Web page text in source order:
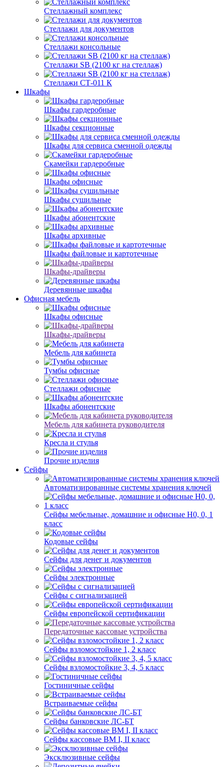
Стеллажный комплекс
Стеллажи для документов
Стеллажи консольные
Стеллажи SB (2100 кг на стеллаж)
Стеллажи СТ-011 К
Шкафы
Шкафы гардеробные
Шкафы секционные
Шкафы для сервиса сменной одежды
Скамейки гардеробные
Шкафы офисные
Шкафы сушильные
Шкафы абонентские
Шкафы архивные
Шкафы файловые и картотечные
Шкафы-драйверы
Деревянные шкафы
Офисная мебель
Шкафы офисные
Шкафы-драйверы
Мебель для кабинета
Тумбы офисные
Стеллажи офисные
Шкафы абонентские
Мебель для кабинета руководителя
Кресла и стулья
Прочие изделия
Сейфы
Автоматизированные системы хранения ключей
Сейфы мебельные, домашние и офисные Н0, 0, 1
класс
Кодовые сейфы
Сейфы для денег и документов
Сейфы электронные
Сейфы с сигнализацией
Сейфы европейской сертификации
Передаточные кассовые устройства
Сейфы взломостойкие 1, 2 класс
Сейфы взломостойкие 3, 4, 5 класс
Гостиничные сейфы
Встраиваемые сейфы
Сейфы банковские ЛС-БТ
Сейфы кассовые ВМ I, II класс
Эксклюзивные сейфы